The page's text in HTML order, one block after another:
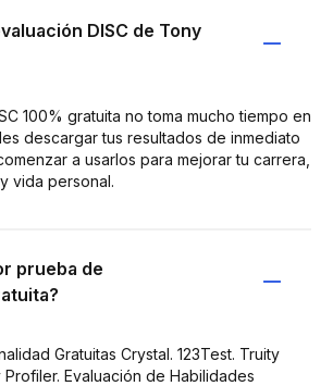
DISC de Tony
100% gratuita no toma mucho tiempo en
descargar tus resultados de inmediato
a usarlos para mejorar tu carrera,
vida personal.
prueba de
Gratuitas Crystal. 123Test. Truity
Evaluación de Habilidades